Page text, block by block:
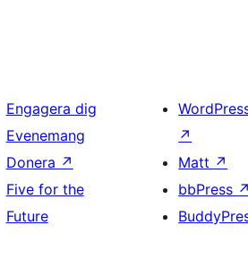
Engagera dig
Evenemang
Donera ↗
Five for the
Future
↗
Matt ↗
bbPress ↗